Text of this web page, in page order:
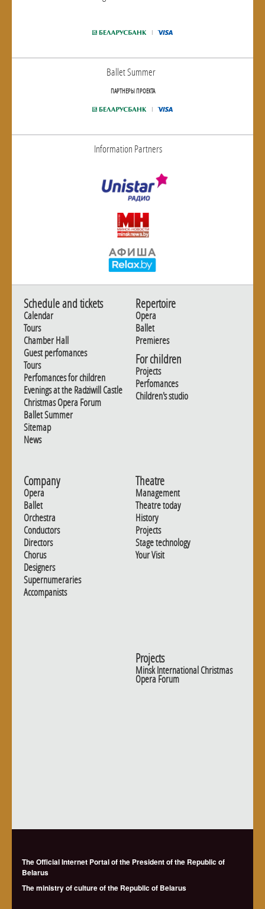
Ballet Summer
ПАРТНЕРЫ ПРОЕКТА
Information Partners
Schedule and tickets
Calendar
Tours
Chamber Hall
Guest perfomances
Tours
Perfomances for children
Evenings at the Radziwill Castle
Christmas Opera Forum
Ballet Summer
Sitemap
News
Repertoire
Opera
Ballet
Premieres
For children
Projects
Perfomances
Children's studio
Company
Opera
Ballet
Orchestra
Conductors
Directors
Chorus
Designers
Supernumeraries
Accompanists
Theatre
Management
Theatre today
History
Projects
Stage technology
Your Visit
Projects
Minsk International Christmas
Opera Forum
The Official Internet Portal of the President of the Republic of
Belarus
The ministry of culture of the Republic of Belarus